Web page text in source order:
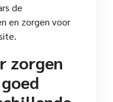
de
en zorgen voor
zorgen